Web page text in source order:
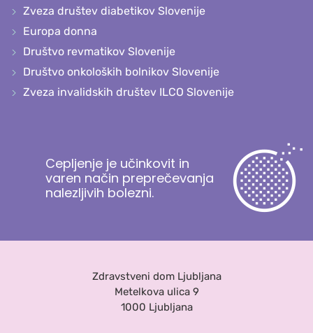
Zveza društev diabetikov Slovenije
Europa donna
Društvo revmatikov Slovenije
Društvo onkoloških bolnikov Slovenije
Zveza invalidskih društev ILCO Slovenije
Cepljenje je učinkovit in
varen način preprečevanja
nalezljivih bolezni.
Zdravstveni dom Ljubljana
Metelkova ulica 9
1000 Ljubljana